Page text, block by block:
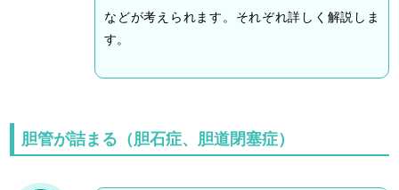
などが考えられます。それぞれ詳しく解説しま
す。
胆管が詰まる（胆石症、胆道閉塞症）